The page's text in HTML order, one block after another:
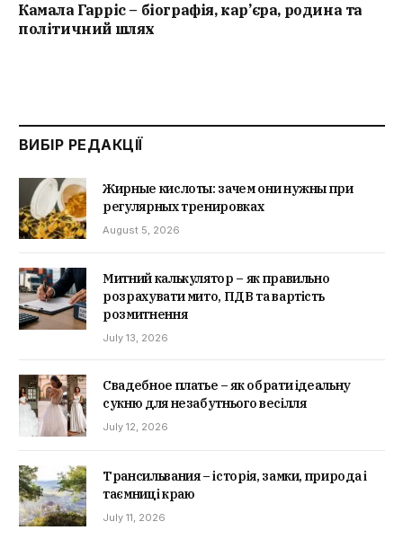
Камала Гарріс – біографія, кар’єра, родина та
політичний шлях
ВИБІР РЕДАКЦІЇ
Жирные кислоты: зачем они нужны при
регулярных тренировках
August 5, 2026
Митний калькулятор – як правильно
розрахувати мито, ПДВ та вартість
розмитнення
July 13, 2026
Свадебное платье – як обрати ідеальну
сукню для незабутнього весілля
July 12, 2026
Трансильвания – історія, замки, природа і
таємниці краю
July 11, 2026